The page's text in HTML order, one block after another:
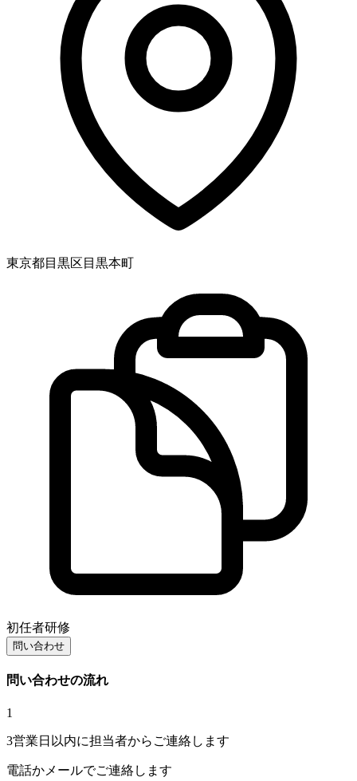
東京都目黒区目黒本町
初任者研修
問い合わせ
問い合わせの流れ
1
3営業日以内に担当者からご連絡します
電話かメールでご連絡します